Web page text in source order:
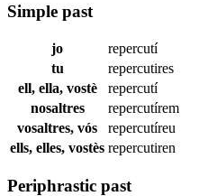
Simple past
jo
repercutí
tu
repercutires
ell, ella, vostè
repercutí
nosaltres
repercutírem
vosaltres, vós
repercutíreu
ells, elles, vostès repercutiren
Periphrastic past